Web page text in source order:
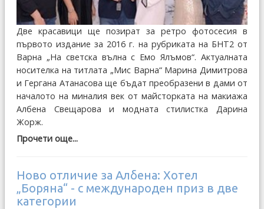
Две красавици ще позират за ретро фотосесия в
първото издание за 2016 г. на рубриката на БНТ2 от
Варна „На светска вълна с Емо Ялъмов“. Актуалната
носителка на титлата „Мис Варна“ Марина Димитрова
и Гергана Атанасова ще бъдат преобразени в дами от
началото на миналия век от майсторката на макиажа
Албена Свещарова и модната стилистка Дарина
Жорж.
Прочети още...
Ново отличие за Албена: Хотел
„Боряна“ - с международен приз в две
категории